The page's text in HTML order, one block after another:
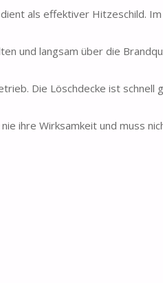
als effektiver Hitzeschild.
und langsam über die
Die Löschdecke ist schnell
ihre Wirksamkeit und muss